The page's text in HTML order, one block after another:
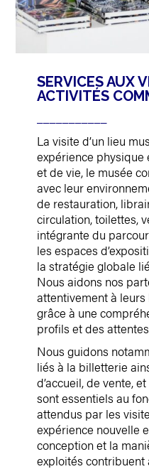
SERVICES AUX
ACTIVITÉS
La visite d’un lieu
expérience physique
et de vie, le musée
avec leur
de restauration,
circulation, toilettes,
intégrante du
les espaces
la stratégie globale
Nous aidons nos
attentivement à
grâce à une
profils et des
Nous guidons
liés à la billetterie
d’accueil, de vente,
sont essentiels au
attendus par les
expérience nouvelle
conception et la
exploités